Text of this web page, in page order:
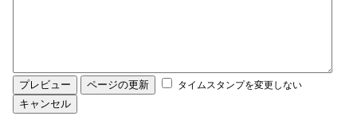
タイムスタンプを変更しない